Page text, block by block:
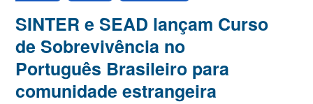
SINTER e SEAD lançam Curso
de Sobrevivência no
Português Brasileiro para
comunidade estrangeira